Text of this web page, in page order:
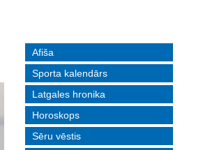
Afiša
Sporta kalendārs
Latgales hronika
Horoskops
Sēru vēstis